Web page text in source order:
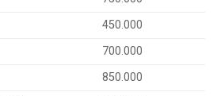
450.000
700.000
850.000